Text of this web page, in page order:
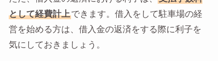
として経費計上できます。借入をして駐車場の経
営を始める方は、借入金の返済をする際に利子を
気にしておきましょう。